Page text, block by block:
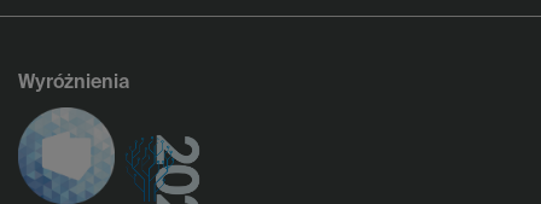
Wyróżnienia